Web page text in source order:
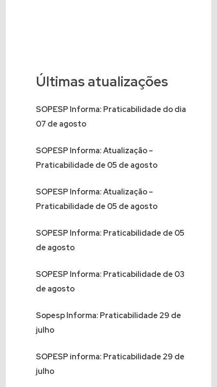
Últimas atualizações
SOPESP Informa: Praticabilidade do dia
07 de agosto
SOPESP Informa: Atualização –
Praticabilidade de 05 de agosto
SOPESP Informa: Atualização –
Praticabilidade de 05 de agosto
SOPESP Informa: Praticabilidade de 05
de agosto
SOPESP Informa: Praticabilidade de 03
de agosto
Sopesp Informa: Praticabilidade 29 de
julho
SOPESP informa: Praticabilidade 29 de
julho